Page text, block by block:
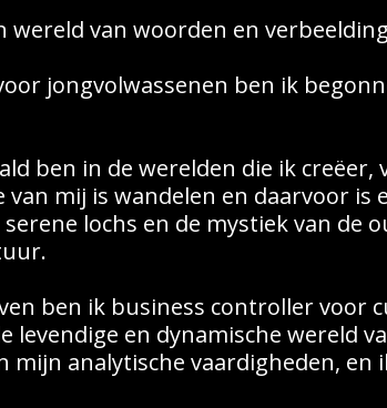
wereld van woorden en
jongvolwassenen ben ik
ben in de werelden die ik
van mij is wandelen en daarvoor
lochs en de mystiek van de
ben ik business controller voor
levendige en dynamische wereld
mijn analytische vaardigheden,